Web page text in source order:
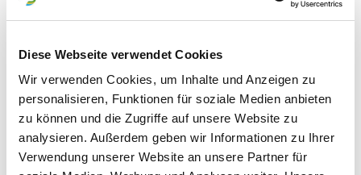
Diese Webseite verwendet Cookies
Wir verwenden Cookies, um Inhalte und Anzeigen zu
personalisieren, Funktionen für soziale Medien anbieten
zu können und die Zugriffe auf unsere Website zu
analysieren. Außerdem geben wir Informationen zu Ihrer
Verwendung unserer Website an unsere Partner für